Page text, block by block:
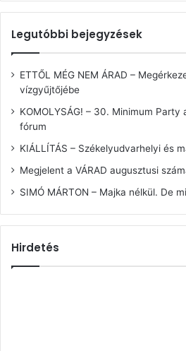
Legutóbbi bejegyzések
ETTŐL MÉG NEM ÁRAD –
vízgyűjtőjébe
KOMOLYSÁG! – 30. Minimum
fórum
KIÁLLÍTÁS – Székelyudvarhelyi és
Megjelent a VÁRAD augusztusi
SIMÓ MÁRTON – Majka nélkül. De
Hirdetés